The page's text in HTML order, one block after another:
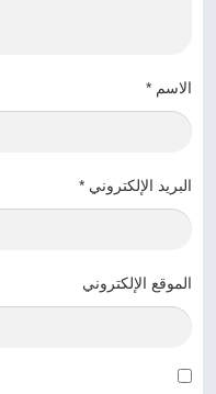
الاسم *
البريد الإلكتروني *
الموقع الإلكتروني